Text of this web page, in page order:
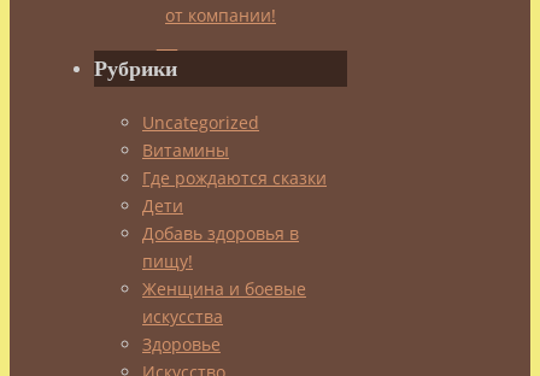
–
какая
разница?
admin
14.01.2014
07.04.2014
здоровья
от компании!
Рубрики
Uncategorized
Витамины
Где рождаются сказки
Дети
Добавь здоровья в
пищу!
Женщина и боевые
искусства
Здоровье